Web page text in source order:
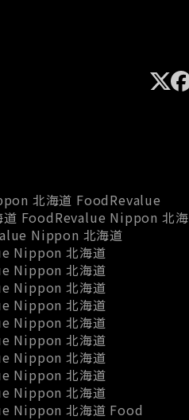
北海道 FoodRevalue
FoodRevalue Nippon 北海
Nippon 北海道
Nippon 北海道
Nippon 北海道
Nippon 北海道
Nippon 北海道
Nippon 北海道
Nippon 北海道
Nippon 北海道
Nippon 北海道
Nippon 北海道
Nippon 北海道 Food